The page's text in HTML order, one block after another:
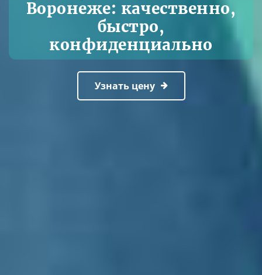
Воронеже: качественно,
быстро,
конфиденциально
Узнать цену